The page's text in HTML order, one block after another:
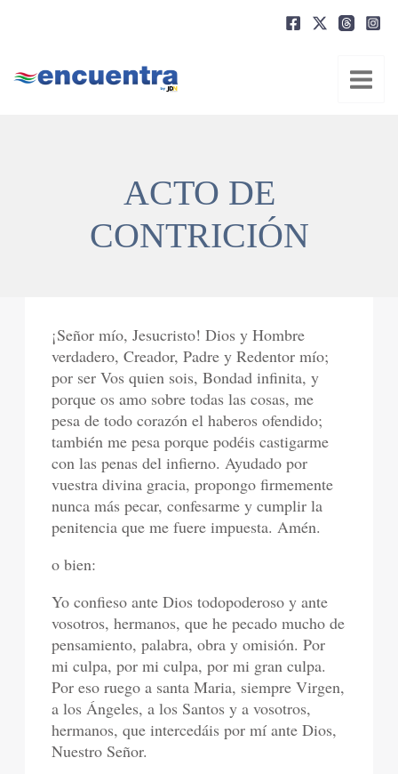
ACTO DE
CONTRICIÓN
¡Señor mío, Jesucristo! Dios y Hombre
verdadero, Creador, Padre y Redentor mío;
por ser Vos quien sois, Bondad infinita, y
porque os amo sobre todas las cosas, me
pesa de todo corazón el haberos ofendido;
también me pesa porque podéis castigarme
con las penas del infierno. Ayudado por
vuestra divina gracia, propongo firmemente
nunca más pecar, confesarme y cumplir la
penitencia que me fuere impuesta. Amén.
o bien:
Yo confieso ante Dios todopoderoso y ante
vosotros, hermanos, que he pecado mucho de
pensamiento, palabra, obra y omisión. Por
mi culpa, por mi culpa, por mi gran culpa.
Por eso ruego a santa Maria, siempre Virgen,
a los Ángeles, a los Santos y a vosotros,
hermanos, que intercedáis por mí ante Dios,
Nuestro Señor.